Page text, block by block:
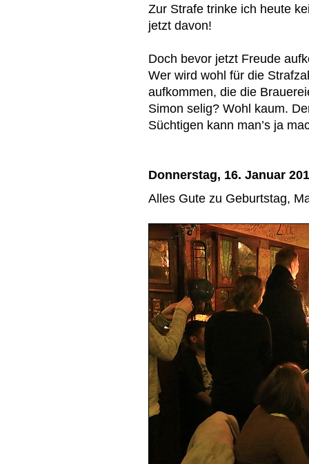
Zur Strafe trinke ich heute
jetzt davon!
Doch bevor jetzt Freude
Wer wird wohl für die
aufkommen, die die
Simon selig? Wohl kaum.
Süchtigen kann man’s ja
Donnerstag, 16. Januar
Alles Gute zu Geburtstag,